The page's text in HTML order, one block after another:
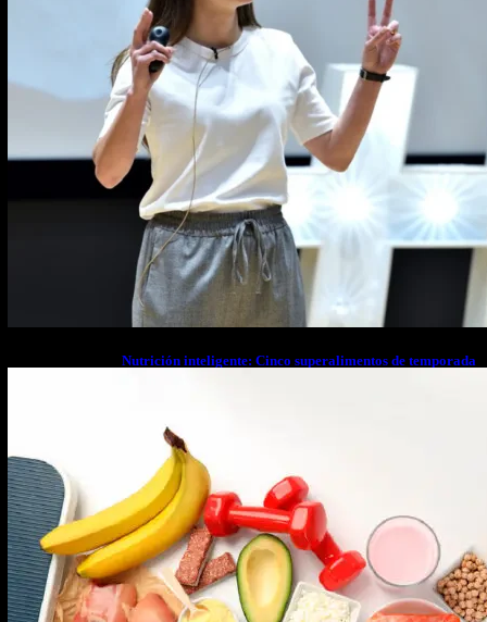
Nutrición inteligente: Cinco superalimentos de temporada